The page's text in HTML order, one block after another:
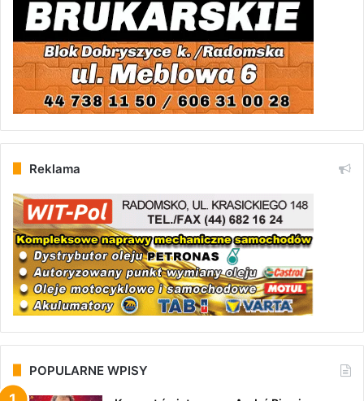
Reklama
POPULARNE WPISY